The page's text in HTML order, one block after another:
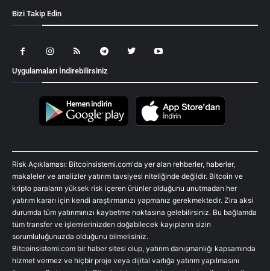
Bizi Takip Edin
Uygulamaları İndirebilirsiniz
Risk Açıklaması: Bitcoinsistemi.com'da yer alan rehberler, haberler,
makaleler ve analizler yatırım tavsiyesi niteliğinde değildir. Bitcoin ve
kripto paraların yüksek risk içeren ürünler olduğunu unutmadan her
yatırım kararı için kendi araştırmanızı yapmanız gerekmektedir. Zira aksi
durumda tüm yatırımınızı kaybetme noktasına gelebilirsiniz. Bu bağlamda
tüm transfer ve işlemlerinizden doğabilecek kayıpların sizin
sorumluluğunuzda olduğunu bilmelisiniz.
Bitcoinsistemi.com bir haber sitesi olup, yatırım danışmanlığı kapsamında
hizmet vermez ve hiçbir proje veya dijital varlığa yatırım yapılmasını